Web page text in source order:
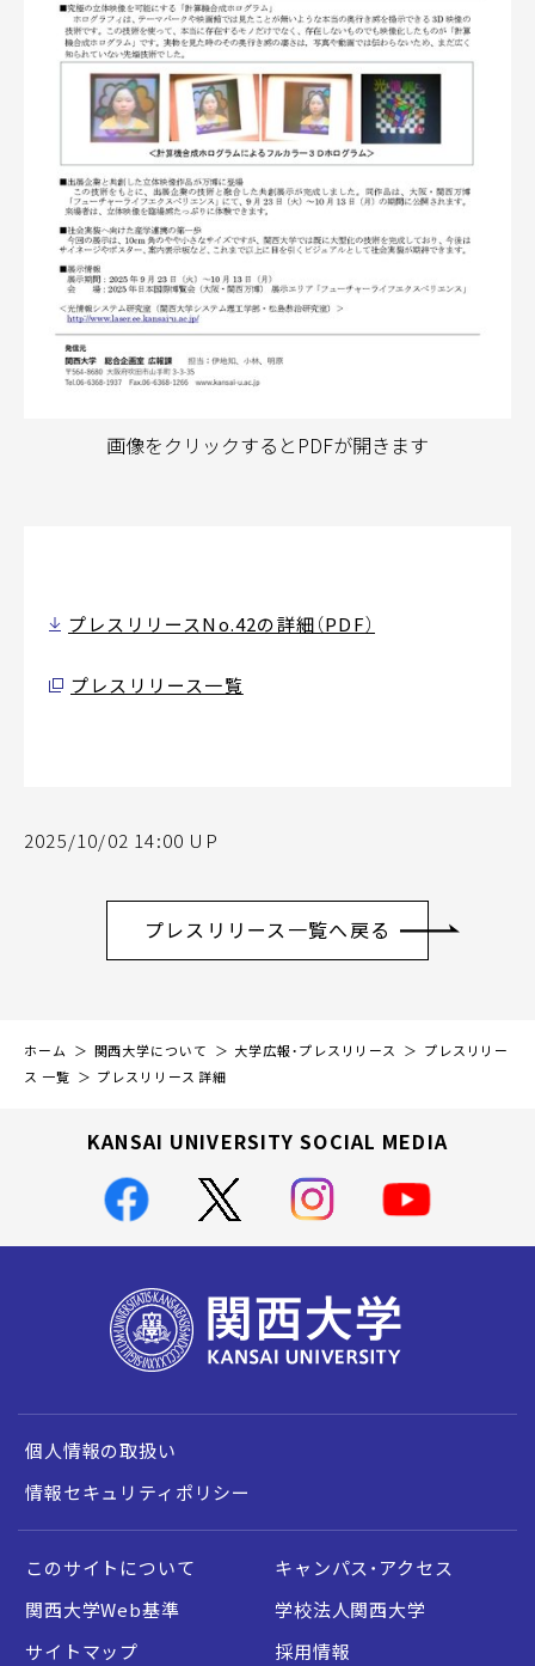
画像をクリックするとPDFが開きます
プレスリリースNo.42の詳細（PDF）
プレスリリース一覧
2025/10/02 14:00 UP
プレスリリース一覧へ戻る
ホーム 関西大学について 大学広報・プレスリリース
プレスリリー
ス 一覧
プレスリリース 詳細
KANSAI UNIVERSITY SOCIAL MEDIA
個人情報の取扱い
情報セキュリティポリシー
このサイトについて
キャンパス・アクセス
関西大学Web基準
学校法人関西大学
サイトマップ
採用情報